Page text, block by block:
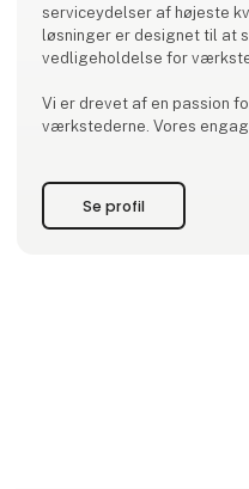
serviceydelser af højeste
løsninger er designet til at
vedligeholdelse for
Vi er drevet af en passion
værkstederne. Vores
værksted i verdensklasse.
de bedste arbejdsforhold
Se profil